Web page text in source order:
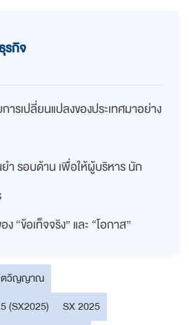
รกิจ
รเปลี่ยนแปลงของประเทศมาอย่าง
รอบด้าน เพื่อให้ผู้บริหาร นัก
“ข้อเท็จจริง” และ “โอกาส”
ตวิญญาณ
(SX2025)
SX 2025